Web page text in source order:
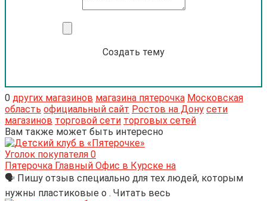
Создать тему
0 других магазинов магазина пятерочка Московская
область официальный сайт Ростов на Дону сети
магазинов торговой сети торговых сетей
Вам также может быть интересно
Уголок покупателя 0
Пятерочка Главный Офис в Курске на
🗣 Пишу отзыв специально для тех людей, которым
нужны пластиковые о . Читать весь